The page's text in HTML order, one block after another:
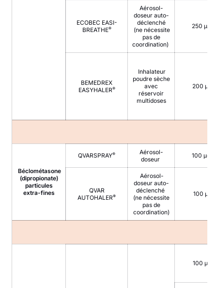
ECOBEC EASI-
BREATHE®
Aérosol-
doseur auto-
déclenché
(ne nécessite
pas de
coordination)
250 µg
BEMEDREX
EASYHALER®
Inhalateur
poudre sèche
avec
réservoir
multidoses
200 µg
Béclométasone
(dipropionate)
particules
extra-fines
QVARSPRAY®
Aérosol-
doseur
100 µg
QVAR
AUTOHALER®
Aérosol-
doseur auto-
déclenché
(ne nécessite
pas de
coordination)
100 µg
100 µg